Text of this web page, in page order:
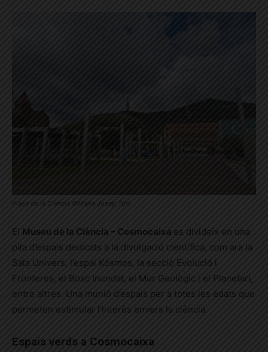
Plaça de la Ciència ©Maria Josep Tort
El Museu de la Ciència – Cosmocaixa es divideix en una
pila d’espais dedicats a la divulgació científica, com ara la
Sala Univers, l’espai Kósmos, la secció Evolució i
Fronteres, el Bosc Inundat, el Mur Geològic i el Planetari,
entre altres. Una munió d’espais per a totes les edats que
permeten estimular l’interès envers la ciència.
Espais verds a Cosmocaixa